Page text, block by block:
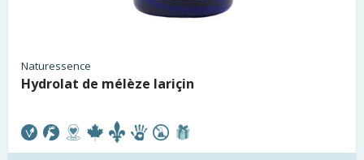
Naturessence
Hydrolat de mélèze lariçin